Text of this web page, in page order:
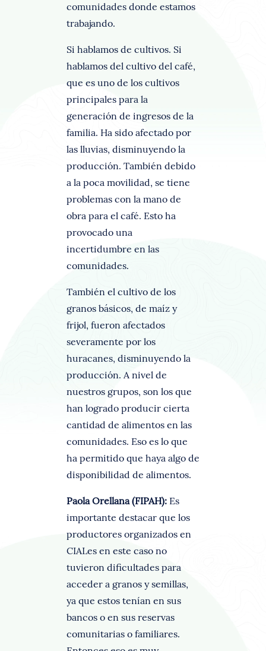
comunidades donde estamos
trabajando.
Si hablamos de cultivos. Si
hablamos del cultivo del café,
que es uno de los cultivos
principales para la
generación de ingresos de la
familia. Ha sido afectado por
las lluvias, disminuyendo la
producción. También debido
a la poca movilidad, se tiene
problemas con la mano de
obra para el café. Esto ha
provocado una
incertidumbre en las
comunidades.
También el cultivo de los
granos básicos, de maíz y
frijol, fueron afectados
severamente por los
huracanes, disminuyendo la
producción. A nivel de
nuestros grupos, son los que
han logrado producir cierta
cantidad de alimentos en las
comunidades. Eso es lo que
ha permitido que haya algo de
disponibilidad de alimentos.
Paola Orellana (FIPAH): Es
importante destacar que los
productores organizados en
CIALes en este caso no
tuvieron dificultades para
acceder a granos y semillas,
ya que estos tenían en sus
bancos o en sus reservas
comunitarias o familiares.